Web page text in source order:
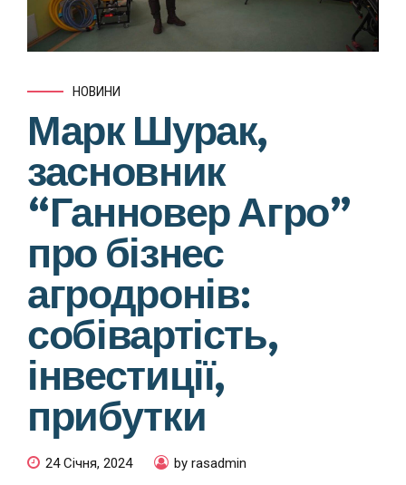
НОВИНИ
Марк Шурак,
засновник
“Ганновер Агро”
про бізнес
агродронів:
собівартість,
інвестиції,
прибутки
24 Січня, 2024 by rasadmin